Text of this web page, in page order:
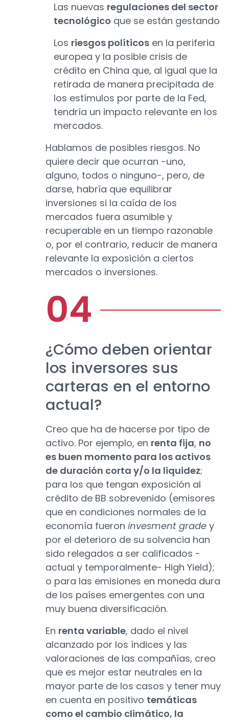
Las nuevas regulaciones del sector
tecnológico que se están gestando
Los riesgos políticos en la periferia
europea y la posible crisis de
crédito en China que, al igual que la
retirada de manera precipitada de
los estímulos por parte de la Fed,
tendría un impacto relevante en los
mercados.
Hablamos de posibles riesgos. No
quiere decir que ocurran -uno,
alguno, todos o ninguno-, pero, de
darse, habría que equilibrar
inversiones si la caída de los
mercados fuera asumible y
recuperable en un tiempo razonable
o, por el contrario, reducir de manera
relevante la exposición a ciertos
mercados o inversiones.
¿Cómo deben orientar
los inversores sus
carteras en el entorno
actual?
Creo que ha de hacerse por tipo de
activo. Por ejemplo, en renta fija, no
es buen momento para los activos
de duración corta y/o la liquidez;
para los que tengan exposición al
crédito de BB sobrevenido (emisores
que en condiciones normales de la
economía fueron invesment grade y
por el deterioro de su solvencia han
sido relegados a ser calificados -
actual y temporalmente- High Yield);
o para las emisiones en moneda dura
de los países emergentes con una
muy buena diversificación.
En renta variable, dado el nivel
alcanzado por los índices y las
valoraciones de las compañías, creo
que es mejor estar neutrales en la
mayor parte de los casos y tener muy
en cuenta en positivo temáticas
como el cambio climático, la